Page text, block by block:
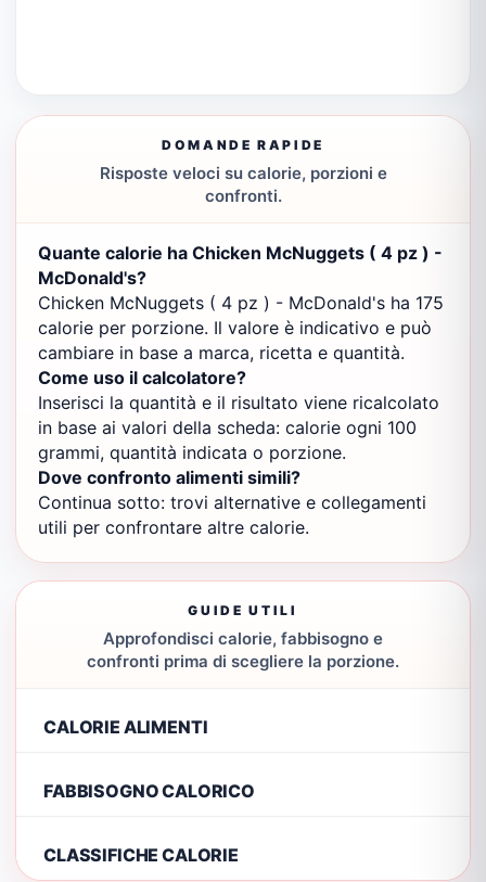
DOMANDE RAPIDE
Risposte veloci su calorie, porzioni e
confronti.
Quante calorie ha Chicken McNuggets ( 4 pz ) -
McDonald's?
Chicken McNuggets ( 4 pz ) - McDonald's ha 175
calorie per porzione. Il valore è indicativo e può
cambiare in base a marca, ricetta e quantità.
Come uso il calcolatore?
Inserisci la quantità e il risultato viene ricalcolato
in base ai valori della scheda: calorie ogni 100
grammi, quantità indicata o porzione.
Dove confronto alimenti simili?
Continua sotto: trovi alternative e collegamenti
utili per confrontare altre calorie.
GUIDE UTILI
Approfondisci calorie, fabbisogno e
confronti prima di scegliere la porzione.
CALORIE ALIMENTI
FABBISOGNO CALORICO
CLASSIFICHE CALORIE